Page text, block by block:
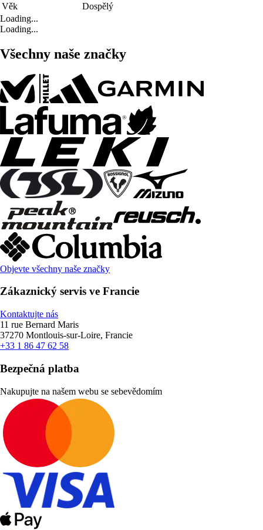
Věk
Dospělý
Loading...
Loading...
Všechny naše značky
Objevte všechny naše značky
Zákaznický servis ve Francie
Kontaktujte nás
11 rue Bernard Maris
37270 Montlouis-sur-Loire, Francie
+33 1 86 47 62 58
Bezpečná platba
Nakupujte na našem webu se sebevědomím